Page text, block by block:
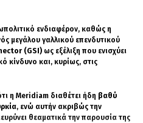
ενδιαφέρον, καθώς η
μεγάλου γαλλικού επενδυτικού
(GSI)ως εξέλιξη που ενισχύει
κίνδυνο και, κυρίως, στις
η Meridiam διαθέτει ήδη βαθύ
, ενώ αυτήν ακριβώς την
θεαματικά την παρουσία της